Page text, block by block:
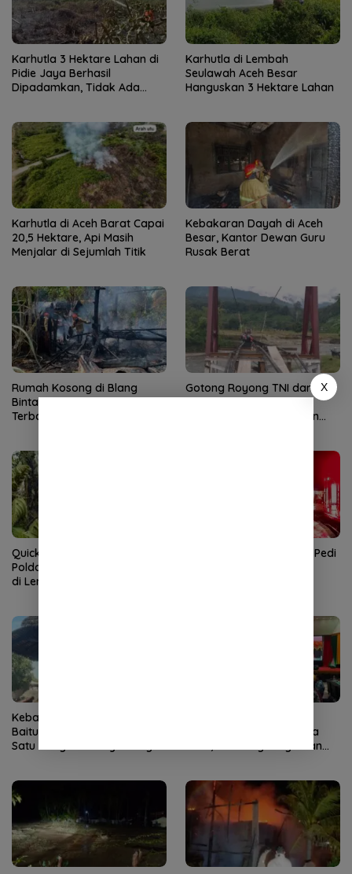
Karhutla 3 Hektare Lahan di
Pidie Jaya Berhasil
Dipadamkan, Tidak Ada
Karhutla di Lembah
Seulawah Aceh Besar
Hanguskan 3 Hektare Lahan
Karhutla di Aceh Barat Capai
20,5 Hektare, Api Masih
Menjalar di Sejumlah Titik
Kebakaran Dayah di Aceh
Besar, Kantor Dewan Guru
Rusak Berat
Rumah Kosong di Blang
Bintang Aceh Besar Ludes
Terbakar
Gotong Royong TNI dan
Pembangunan Jembatan
Quick Response Brimob
Polda Aceh Tangani Karhutla
di Lembah Seulawah
Satu Rumah di Terutung Pedi
Kebakaran Dapur Bata di
Baitussalam Aceh Besar,
Satu Bangunan Kayu Hangus
Pemulihan Pascabencana
Aceh, Gandeng Perguruan
X